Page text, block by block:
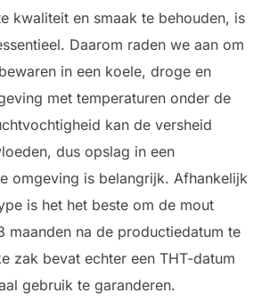
kwaliteit en smaak te behouden, is
Daarom raden we aan om
in een koele, droge en
met temperaturen onder de
kan de versheid
dus opslag in een
omgeving is belangrijk. Afhankelijk
is het het beste om de mout
maanden na de productiedatum te
zak bevat echter een THT-datum
gebruik te garanderen.